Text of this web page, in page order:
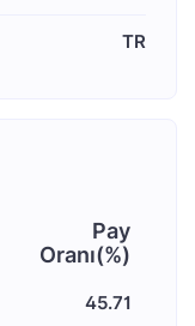
TR
Pay
Oranı(%)
45.71